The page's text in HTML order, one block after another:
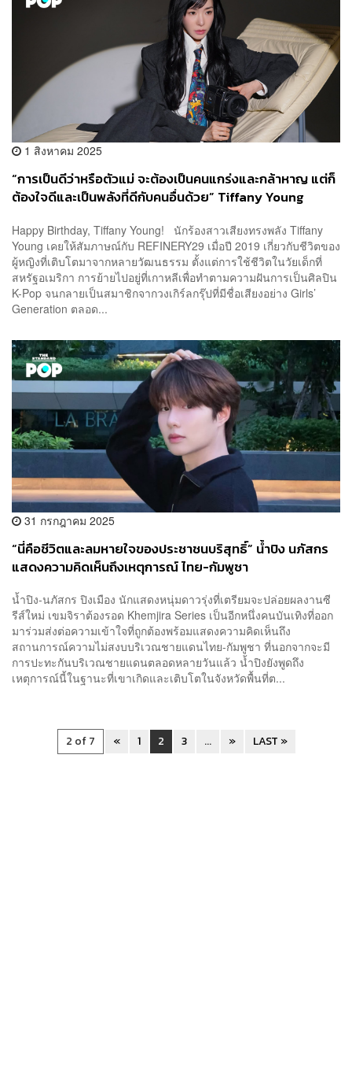
1 สิงหาคม 2025
“การเป็นดีว่าหรือตัวแม่ จะต้องเป็นคนแกร่งและกล้าหาญ แต่ก็
ต้องใจดีและเป็นพลังที่ดีกับคนอื่นด้วย” Tiffany Young
Happy Birthday, Tiffany Young! นักร้องสาวเสียงทรงพลัง Tiffany
Young เคยให้สัมภาษณ์กับ REFINERY29 เมื่อปี 2019 เกี่ยวกับชีวิตของ
ผู้หญิงที่เติบโตมาจากหลายวัฒนธรรม ตั้งแต่การใช้ชีวิตในวัยเด็กที่
สหรัฐอเมริกา การย้ายไปอยู่ที่เกาหลีเพื่อทำตามความฝันการเป็นศิลปิน
K-Pop จนกลายเป็นสมาชิกจากวงเกิร์ลกรุ๊ปที่มีชื่อเสียงอย่าง Girls’
Generation ตลอด...
31 กรกฎาคม 2025
“นี่คือชีวิตและลมหายใจของประชาชนบริสุทธิ์” น้ำปิง นภัสกร
แสดงความคิดเห็นถึงเหตุการณ์ ไทย-กัมพูชา
น้ำปิง-นภัสกร ปิงเมือง นักแสดงหนุ่มดาวรุ่งที่เตรียมจะปล่อยผลงานซี
รีส์ใหม่ เขมจิราต้องรอด Khemjira Series เป็นอีกหนึ่งคนบันเทิงที่ออก
มาร่วมส่งต่อความเข้าใจที่ถูกต้องพร้อมแสดงความคิดเห็นถึง
สถานการณ์ความไม่สงบบริเวณชายแดนไทย-กัมพูชา ที่นอกจากจะมี
การปะทะกันบริเวณชายแดนตลอดหลายวันแล้ว น้ำปิงยังพูดถึง
เหตุการณ์นี้ในฐานะที่เขาเกิดและเติบโตในจังหวัดพื้นที่ต...
2 of 7 « 1 2 3 ... » LAST »